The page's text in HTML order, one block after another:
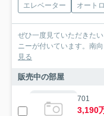
エレベーター オート
ぜひ一度見ていただきた
ニーが付いています。南
見る
販売中の部屋
701
3,190